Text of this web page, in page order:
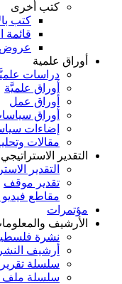
كتب أخرى
كتب
قائمة
أوراق علمية
دراسات
أوراق علميَّة
أوراق عمل
أوراق
إضاءات
مقالات
التقدير الاستراتيجي
التقدير
تقدير موقف
مقاطع فيديو
مؤتمرات
الأرشيف
نشرة
أرشيف
سلسلة
سلسلة ملف